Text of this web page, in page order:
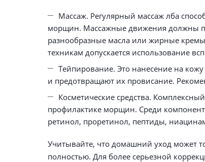
Массаж. Регулярный массаж лба
морщин. Массажные движения должны
разнообразные масла или жирные
техникам допускается использование
Тейпирование. Это нанесение на
и предотвращают их провисание.
Косметические средства.
профилактике морщин. Среди
ретинол, проретинол, пептиды,
Учитывайте, что домашний уход может
полностью. Для более серьезной